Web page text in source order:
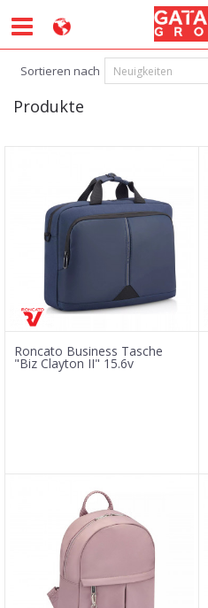
Produkte
Sortieren nach
Roncato Business Tasche
"Biz Clayton II" 15.6v